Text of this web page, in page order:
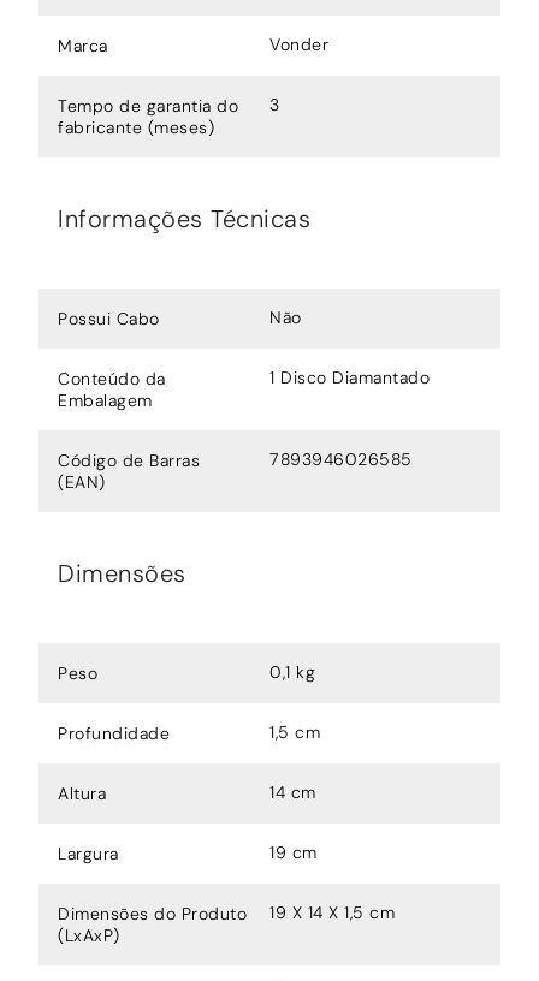
Marca Vonder
Tempo de garantia do
fabricante (meses)
3
Informações Técnicas
Possui Cabo Não
Conteúdo da
Embalagem
1 Disco Diamantado
Código de Barras
(EAN)
7893946026585
Dimensões
Peso 0,1 kg
Profundidade 1,5 cm
Altura 14 cm
Largura 19 cm
Dimensões do Produto
(LxAxP)
19 X 14 X 1,5 cm